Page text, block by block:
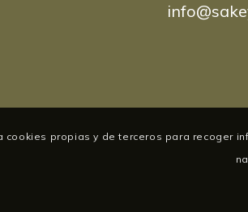
cookies propias y de terceros para recoger